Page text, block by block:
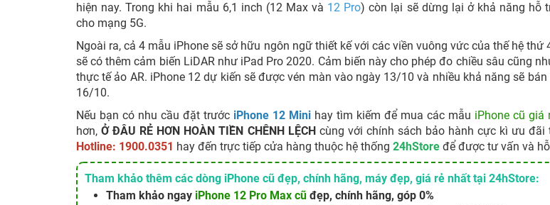
hiện nay. Trong khi hai mẫu 6,1 inch (12 Max và 12 Pro) còn lại sẽ dừng lại ở khả năng hỗ
cho mạng 5G.
Ngoài ra, cả 4 mẫu iPhone sẽ sở hữu ngôn ngữ thiết kế với các viền vuông vức của thế hệ thứ
sẽ có thêm cảm biến LiDAR như iPad Pro 2020. Cảm biến này cho phép đo chiều sâu cũng
thực tế ảo AR. iPhone 12 dự kiến sẽ được vén màn vào ngày 13/10 và nhiều khả năng sẽ
16/10.
Nếu bạn có nhu cầu đặt trước iPhone 12 Mini hay tìm kiếm để mua các mẫu iPhone cũ giá
hơn,Ở ĐÂU RẺ HƠN HOÀN TIỀN CHÊNH LỆCHcùng với chính sách bảo hành cực kì ưu đãi
Hotline: 1900.0351 hay đến trực tiếp cửa hàng thuộc hệ thống 24hStore để được tư vấn và
Tham khảo thêm các dòng iPhone cũ đẹp, chính hãng, máy đẹp, giá rẻ nhất tại 24hStore:
Tham khảo ngay iPhone 12 Pro Max cũ đẹp, chính hãng, góp 0%